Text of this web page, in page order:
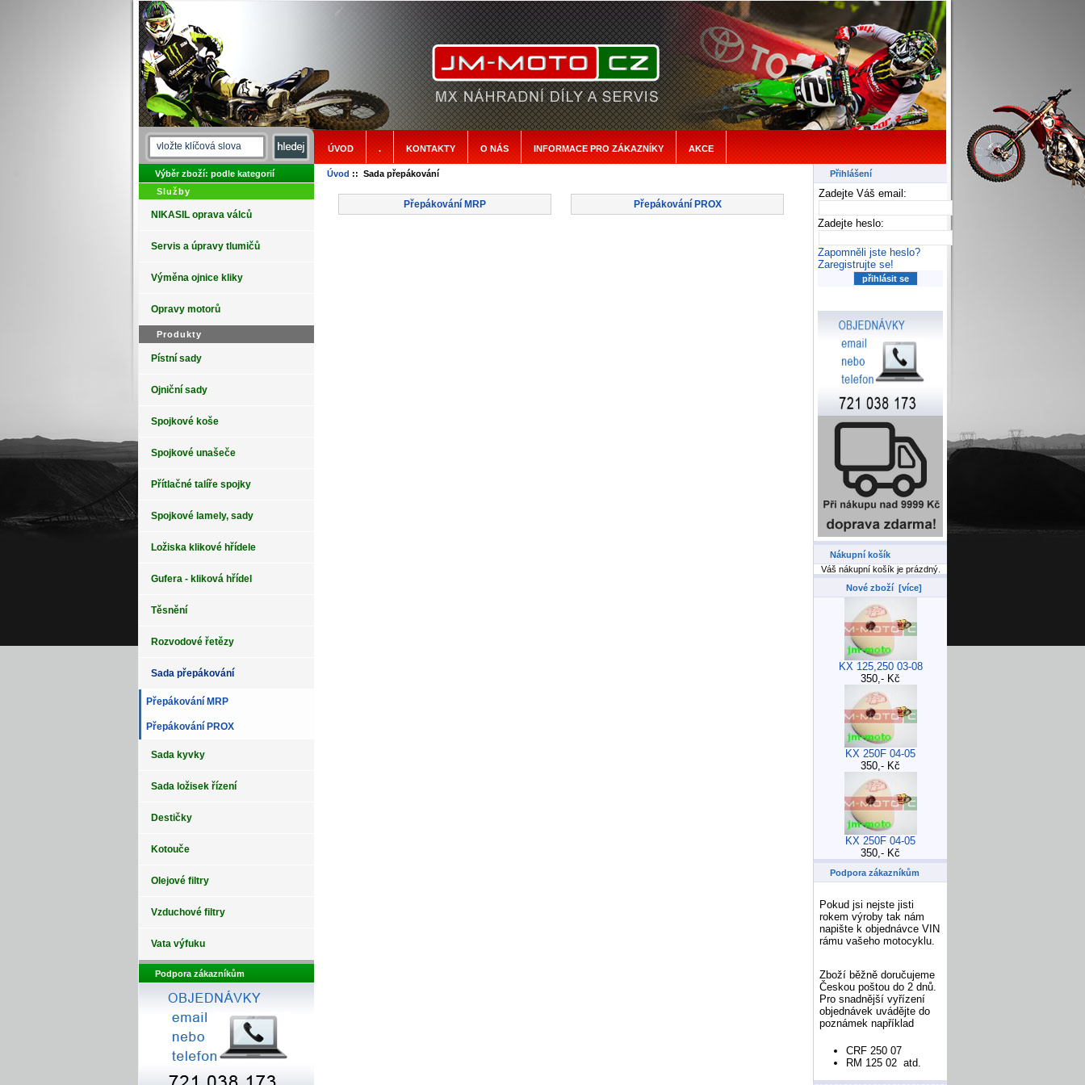
ÚVOD . KONTAKTY O NÁS INFORMACE PRO ZÁKAZNÍKY AKCE
Výběr zboží: podle kategorií
Služby
NIKASIL oprava válců
Servis a úpravy tlumičů
Výměna ojnice kliky
Opravy motorů
Produkty
Pístní sady
Ojniční sady
Spojkové koše
Spojkové unašeče
Přítlačné talíře spojky
Spojkové lamely, sady
Ložiska klikové hřídele
Gufera - kliková hřídel
Těsnění
Rozvodové řetězy
Sada přepákování
Přepákování MRP
Přepákování PROX
Sada kyvky
Sada ložisek řízení
Destičky
Kotouče
Olejové filtry
Vzduchové filtry
Vata výfuku
Podpora zákazníkům
Úvod :: Sada přepákování
Přepákování MRP Přepákování PROX
Přihlášení
Zadejte Váš email:
Zadejte heslo:
Zapomněli jste heslo?
Zaregistrujte se!
Nákupní košík
Váš nákupní košík je prázdný.
Nové zboží [více]
KX 125,250 03-08
350,- Kč
KX 250F 04-05
350,- Kč
KX 250F 04-05
350,- Kč
Podpora zákazníkům
Pokud jsi nejste jisti
rokem výroby tak nám
napište k objednávce VIN
rámu vašeho motocyklu.
Zboží běžně doručujeme
Českou poštou do 2 dnů.
Pro snadnější vyřízení
objednávek uvádějte do
poznámek například
CRF 250 07
RM 125 02 atd.